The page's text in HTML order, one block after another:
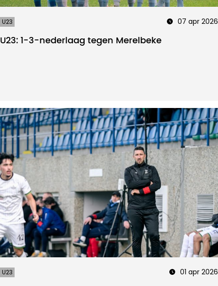
U23 07 apr 2026
U23: 1-3-nederlaag tegen Merelbeke
U23 01 apr 2026